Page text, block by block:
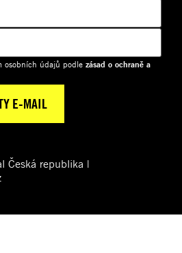
osobních údajů podle zásad o ochraně a
Česká republika |